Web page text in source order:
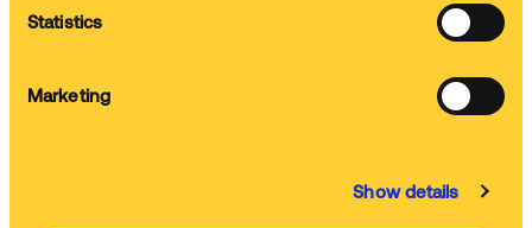
Statistics
Marketing
Show details
Nous nettoyons la machine et changeons la solution chimique